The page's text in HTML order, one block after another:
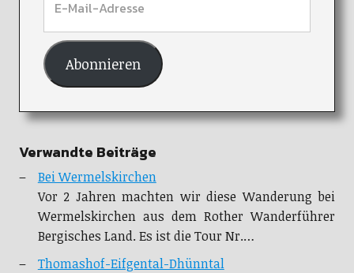
Abonnieren
Verwandte Beiträge
Bei Wermelskirchen
Vor 2 Jahren machten wir diese Wanderung bei
Wermelskirchen aus dem Rother Wanderführer
Bergisches Land. Es ist die Tour Nr.…
Thomashof-Eifgental-Dhünntal